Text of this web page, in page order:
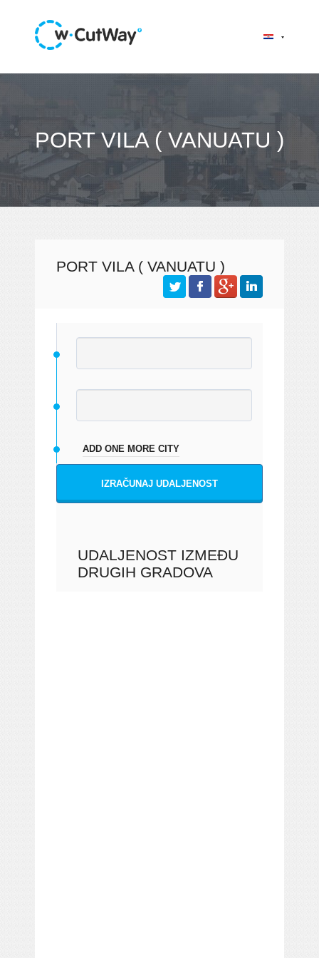
PORT VILA ( VANUATU )
PORT VILA ( VANUATU )
ADD ONE MORE CITY
IZRAČUNAJ UDALJENOST
UDALJENOST IZMEĐU
DRUGIH GRADOVA